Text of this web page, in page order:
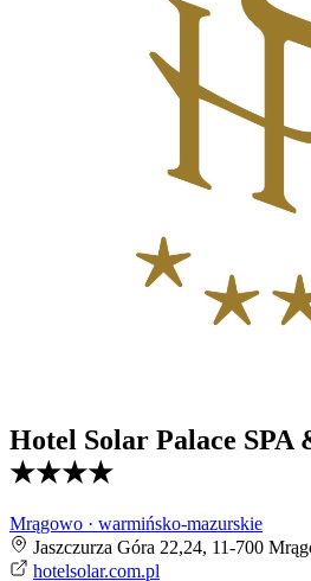
Hotel Solar Palace SPA
★★★★
Mrągowo · warmińsko-mazurskie
Jaszczurza Góra 22,24, 11-700
hotelsolar.com.pl